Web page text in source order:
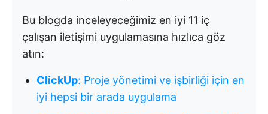
Bu blogda inceleyeceğimiz en iyi 11 iç
çalışan iletişimi uygulamasına hızlıca göz
atın:
ClickUp: Proje yönetimi ve işbirliği için en
iyi hepsi bir arada uygulama